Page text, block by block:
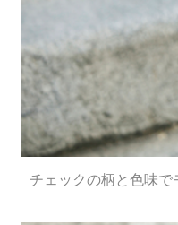
チェックの柄と色味